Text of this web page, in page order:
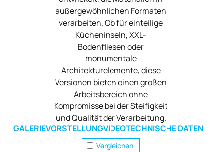
außergewöhnlichen Formaten
verarbeiten. Ob für einteilige
Kücheninseln, XXL-
Bodenfliesen oder
monumentale
Architekturelemente, diese
Versionen bieten einen großen
Arbeitsbereich ohne
Kompromisse bei der Steifigkeit
und Qualität der Verarbeitung.
GALERIEVORSTELLUNGVIDEOTECHNISCHE DATEN
Vergleichen